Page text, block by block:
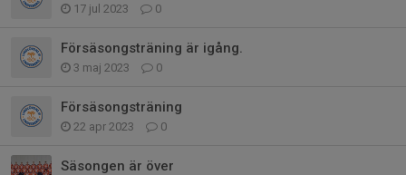
17 jul 2023 0
Försäsongsträning är igång.
3 maj 2023 0
Försäsongsträning
22 apr 2023 0
Säsongen är över